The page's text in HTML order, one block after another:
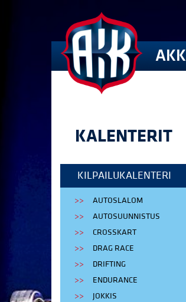
AKK
KALENTERIT
KILPAILUKALENTERI
AUTOSLALOM
AUTOSUUNNISTUS
CROSSKART
DRAG RACE
DRIFTING
ENDURANCE
JOKKIS